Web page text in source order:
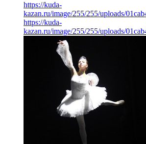
https://kuda-
kazan.ru/image/255/255/uploads/
https://kuda-
kazan.ru/image/255/255/uploads/